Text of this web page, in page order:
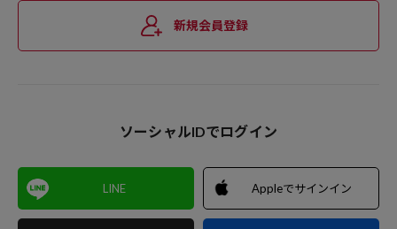
新規会員登録
ソーシャルIDでログイン
LINE Appleでサインイン